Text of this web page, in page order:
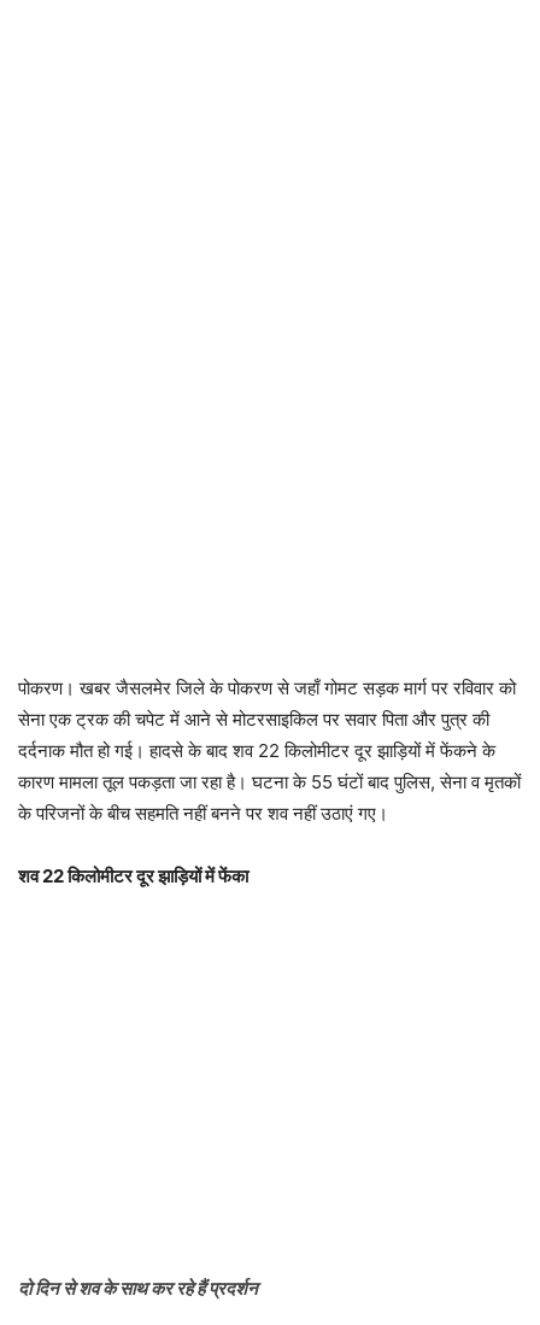
पोकरण। खबर जैसलमेर जिले के पोकरण से जहाँ गोमट सड़क मार्ग पर रविवार को
सेना एक ट्रक की चपेट में आने से मोटरसाइकिल पर सवार पिता और पुत्र की
दर्दनाक मौत हो गई। हादसे के बाद शव 22 किलोमीटर दूर झाड़ियों में फेंकने के
कारण मामला तूल पकड़ता जा रहा है। घटना के 55 घंटों बाद पुलिस, सेना व मृतकों
के परिजनों के बीच सहमति नहीं बनने पर शव नहीं उठाएं गए।
शव 22 किलोमीटर दूर झाड़ियों में फेंका
दो दिन से शव के साथ कर रहे हैं प्रदर्शन